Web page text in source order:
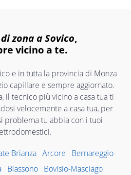
zona a Sovico,
vicino a te.
e in tutta la provincia di Monza
capillare e sempre aggiornato.
il tecnico più vicino a casa tua ti
velocemente a casa tua, per
problema tu abbia con i tuoi
Brianza Arcore
Bernareggio
Biassono Bovisio-Masciago